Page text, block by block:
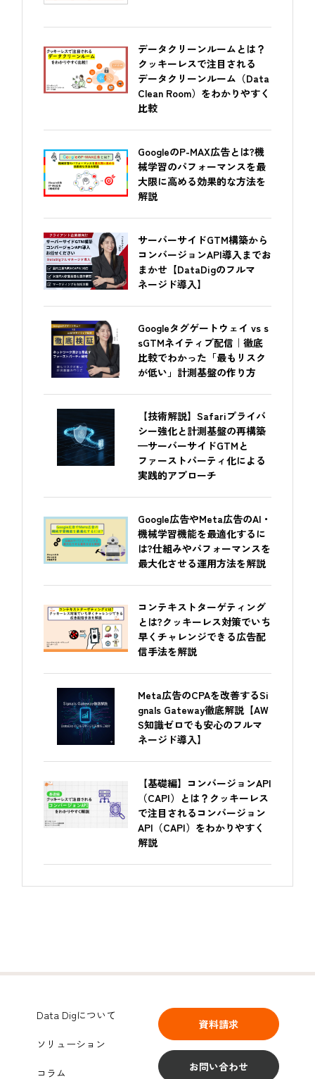
データクリーンルームとは？
クッキーレスで注目される
データクリーンルーム（Data
Clean Room）をわかりやすく
比較
GoogleのP-MAX広告とは?機
械学習のパフォーマンスを最
大限に高める効果的な方法を
解説
サーバーサイドGTM構築から
コンバージョンAPI導入までお
まかせ【DataDigのフルマ
ネージド導入】
Googleタグゲートウェイ vs s
sGTMネイティブ配信｜徹底
比較でわかった「最もリスク
が低い」計測基盤の作り方
【技術解説】Safariプライバ
シー強化と計測基盤の再構築
—サーバーサイドGTMと
ファーストパーティ化による
実践的アプローチ
Google広告やMeta広告のAI・
機械学習機能を最適化するに
は?仕組みやパフォーマンスを
最大化させる運用方法を解説
コンテキストターゲティング
とは?クッキーレス対策でいち
早くチャレンジできる広告配
信手法を解説
Meta広告のCPAを改善するSi
gnals Gateway徹底解説【AW
S知識ゼロでも安心のフルマ
ネージド導入】
【基礎編】コンバージョンAPI
（CAPI）とは？クッキーレス
で注目されるコンバージョン
API（CAPI）をわかりやすく
解説
Data Digについて
ソリューション
コラム
資料請求
お問い合わせ